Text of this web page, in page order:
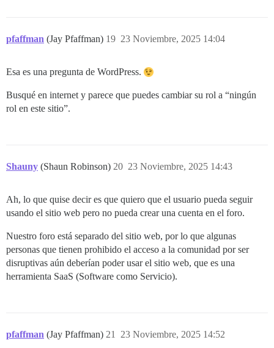
pfaffman (Jay Pfaffman) 23 Noviembre, 2025 14:04
19
Esa es una pregunta de WordPress.
Busqué en internet y parece que puedes cambiar su rol a “ningún
rol en este sitio”.
Shauny (Shaun Robinson) 23 Noviembre, 2025 14:43
20
Ah, lo que quise decir es que quiero que el usuario pueda seguir
usando el sitio web pero no pueda crear una cuenta en el foro.
Nuestro foro está separado del sitio web, por lo que algunas
personas que tienen prohibido el acceso a la comunidad por ser
disruptivas aún deberían poder usar el sitio web, que es una
herramienta SaaS (Software como Servicio).
pfaffman (Jay Pfaffman) 23 Noviembre, 2025 14:52
21